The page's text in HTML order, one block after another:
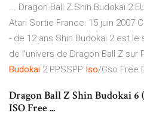
...
Atari Sortie France: 15 juin 2007
- de 12 ans Shin Budokai 2 est
de l'univers de Dragon Ball Z sur
Budokai 2 PPSSPP Iso/Cso Free
Dragon Ball Z Shin Budokai 6
ISO Free ...